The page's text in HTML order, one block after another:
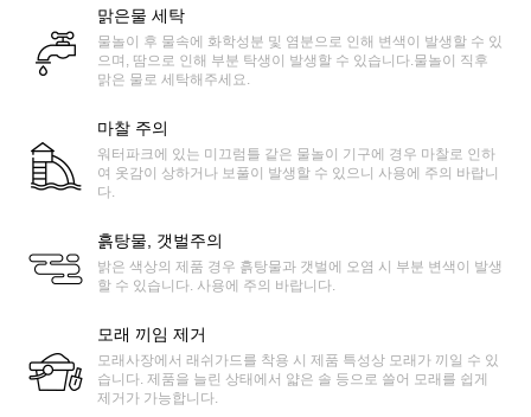
맑은물 세탁
물놀이 후 물속에 화학성분 및 염분으로 인해 변색이 발생할 수 있
으며, 땀으로 인해 부분 탁생이 발생할 수 있습니다.물놀이 직후
맑은 물로 세탁해주세요.
마찰 주의
워터파크에 있는 미끄럼틀 같은 물놀이 기구에 경우 마찰로 인하
여 옷감이 상하거나 보풀이 발생할 수 있으니 사용에 주의 바랍니
다.
흙탕물, 갯벌주의
밝은 색상의 제품 경우 흙탕물과 갯벌에 오염 시 부분 변색이 발생
할 수 있습니다. 사용에 주의 바랍니다.
모래 끼임 제거
모래사장에서 래쉬가드를 착용 시 제품 특성상 모래가 끼일 수 있
습니다. 제품을 늘린 상태에서 얇은 솔 등으로 쓸어 모래를 쉽게
제거가 가능합니다.